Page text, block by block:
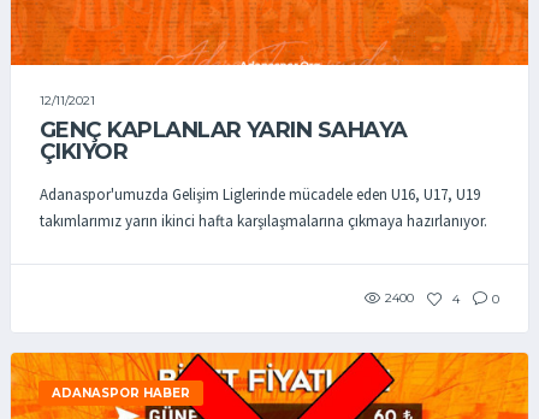
12/11/2021
GENÇ KAPLANLAR YARIN SAHAYA
ÇIKIYOR
Adanaspor'umuzda Gelişim Liglerinde mücadele eden U16, U17, U19
takımlarımız yarın ikinci hafta karşılaşmalarına çıkmaya hazırlanıyor.
2400 4 0
ADANASPOR HABER